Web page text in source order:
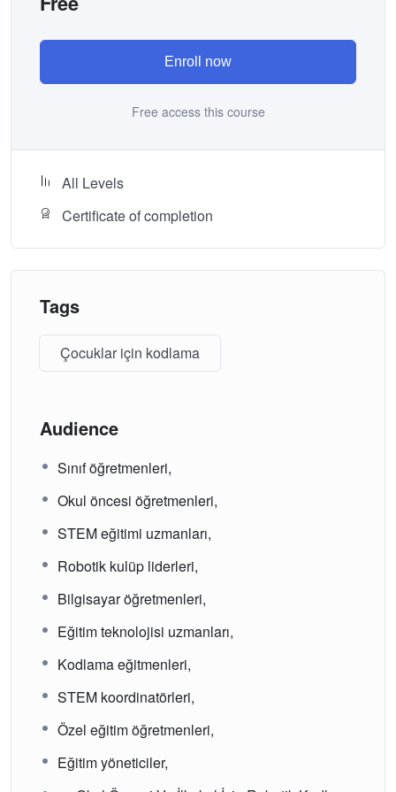
Enroll now
Free access this course
All Levels
Certificate of completion
Tags
Çocuklar için kodlama
Audience
Sınıf öğretmenleri,
Okul öncesi öğretmenleri,
STEM eğitimi uzmanları,
Robotik kulüp liderleri,
Bilgisayar öğretmenleri,
Eğitim teknolojisi uzmanları,
Kodlama eğitmenleri,
STEM koordinatörleri,
Özel eğitim öğretmenleri,
Eğitim yöneticiler,